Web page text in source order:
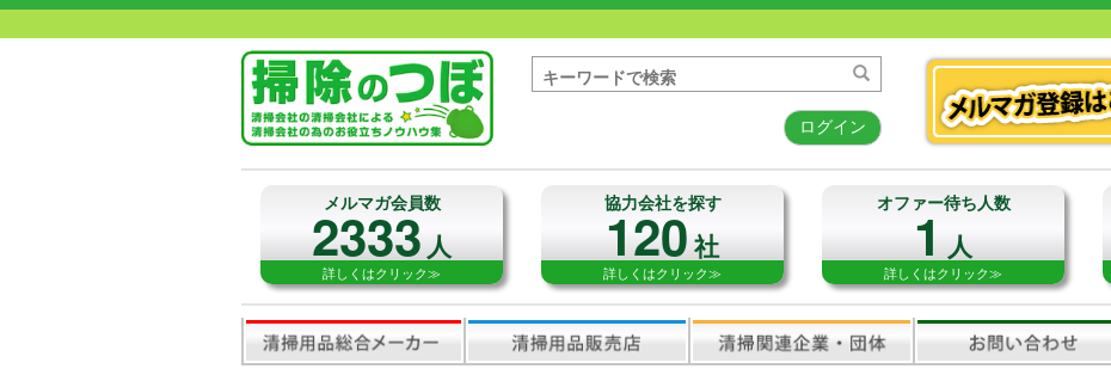
ログイン
メルマガ会員数
2333人
詳しくはクリック≫
協力会社を探す
120社
詳しくはクリック≫
オファー待ち人数
1人
詳しくはクリック≫